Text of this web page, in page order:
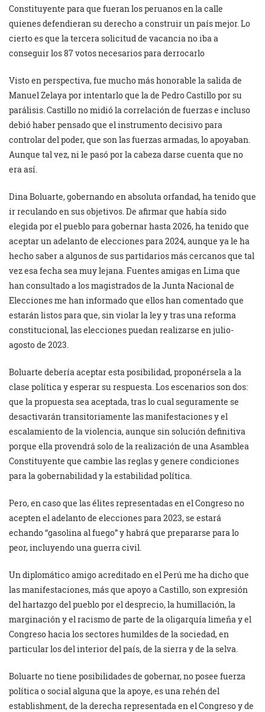
Constituyente para que fueran los peruanos en la calle
quienes defendieran su derecho a construir un país mejor. Lo
cierto es que la tercera solicitud de vacancia no iba a
conseguir los 87 votos necesarios para derrocarlo
Visto en perspectiva, fue mucho más honorable la salida de
Manuel Zelaya por intentarlo que la de Pedro Castillo por su
parálisis. Castillo no midió la correlación de fuerzas e incluso
debió haber pensado que el instrumento decisivo para
controlar del poder, que son las fuerzas armadas, lo apoyaban.
Aunque tal vez, ni le pasó por la cabeza darse cuenta que no
era así.
Dina Boluarte, gobernando en absoluta orfandad, ha tenido que
ir reculando en sus objetivos. De afirmar que había sido
elegida por el pueblo para gobernar hasta 2026, ha tenido que
aceptar un adelanto de elecciones para 2024, aunque ya le ha
hecho saber a algunos de sus partidarios más cercanos que tal
vez esa fecha sea muy lejana. Fuentes amigas en Lima que
han consultado a los magistrados de la Junta Nacional de
Elecciones me han informado que ellos han comentado que
estarán listos para que, sin violar la ley y tras una reforma
constitucional, las elecciones puedan realizarse en julio-
agosto de 2023.
Boluarte debería aceptar esta posibilidad, proponérsela a la
clase política y esperar su respuesta. Los escenarios son dos:
que la propuesta sea aceptada, tras lo cual seguramente se
desactivarán transitoriamente las manifestaciones y el
escalamiento de la violencia, aunque sin solución definitiva
porque ella provendrá solo de la realización de una Asamblea
Constituyente que cambie las reglas y genere condiciones
para la gobernabilidad y la estabilidad política.
Pero, en caso que las élites representadas en el Congreso no
acepten el adelanto de elecciones para 2023, se estará
echando “gasolina al fuego” y habrá que prepararse para lo
peor, incluyendo una guerra civil.
Un diplomático amigo acreditado en el Perú me ha dicho que
las manifestaciones, más que apoyo a Castillo, son expresión
del hartazgo del pueblo por el desprecio, la humillación, la
marginación y el racismo de parte de la oligarquía limeña y el
Congreso hacia los sectores humildes de la sociedad, en
particular los del interior del país, de la sierra y de la selva.
Boluarte no tiene posibilidades de gobernar, no posee fuerza
política o social alguna que la apoye, es una rehén del
establishment, de la derecha representada en el Congreso y de